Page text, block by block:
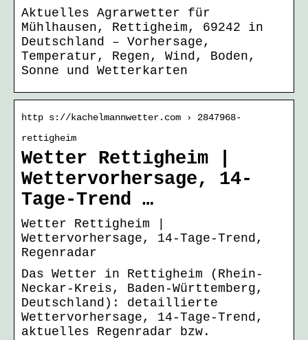
Aktuelles Agrarwetter für
Mühlhausen, Rettigheim, 69242 in
Deutschland – Vorhersage,
Temperatur, Regen, Wind, Boden,
Sonne und Wetterkarten
http s://kachelmannwetter.com › 2847968-
rettigheim
Wetter Rettigheim |
Wettervorhersage, 14-
Tage-Trend …
Wetter Rettigheim |
Wettervorhersage, 14-Tage-Trend,
Regenradar
Das Wetter in Rettigheim (Rhein-
Neckar-Kreis, Baden-Württemberg,
Deutschland): detaillierte
Wettervorhersage, 14-Tage-Trend,
aktuelles Regenradar bzw.